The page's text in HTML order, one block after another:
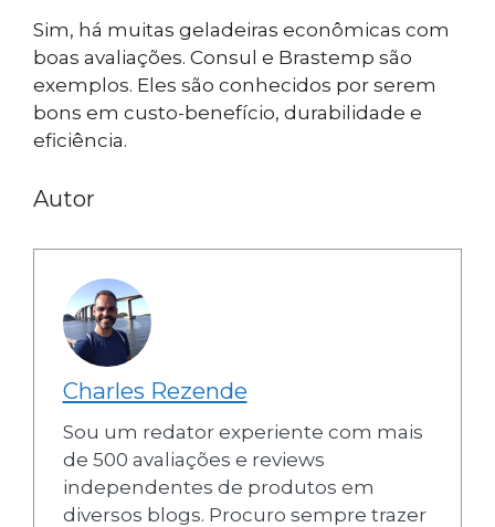
Sim, há muitas geladeiras econômicas com
boas avaliações. Consul e Brastemp são
exemplos. Eles são conhecidos por serem
bons em custo-benefício, durabilidade e
eficiência.
Autor
Charles Rezende
Sou um redator experiente com mais
de 500 avaliações e reviews
independentes de produtos em
diversos blogs. Procuro sempre trazer